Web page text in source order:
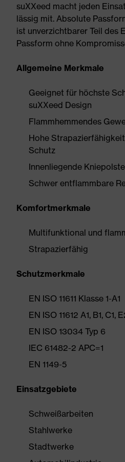
suXXeed macht jeden
lässig mit. Absolute
ist unverzichtbarer Teil des
Passform ohne
Allgemeine Merkmale
Geeignet für höchste
suXXeed Design
Flammhemmendes
Hohe
Schutz
Innenliegende
Schwer entflammbare
Komfortmerkmale
Multifunktional und
Strapazierfähig
Schutzmerkmale
EN ISO 11611 Klasse 1-A1
EN ISO 11612 A1, B1, C1,
EN ISO 13034 Typ 6
IEC 61482-2 APC=1
EN 1149-5
Einsatzgebiete
Schweißarbeiten
Stahlwerke
Stadtwerke